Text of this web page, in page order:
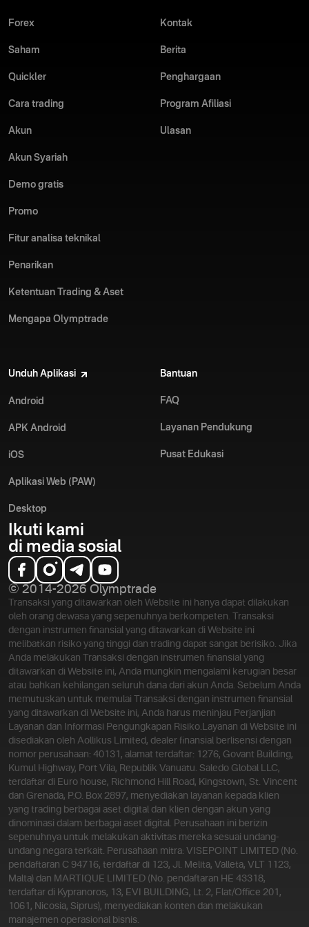
Gabung Olymptrade sekarang dan buktikan manfaat menjadi
Anda!
Forex
Saham
Quickler
Cara trading
Akun
Akun Syariah
Demo gratis
Promo
Fitur analisa teknikal
Penarikan
Ketentuan Trading & Aset
Mengapa Olymptrade
Kontak
Berita
Penghargaan
Program Afiliasi
Ulasan
Unduh Aplikasi
Android
APK Android
iOS
Aplikasi Web (PAW)
Desktop
Bantuan
FAQ
Layanan Pendukung
Pusat Edukasi
Ikuti kami
di media sosial
© 2014-2026 Olymptrade
Transaksi yang ditawarkan oleh Website ini hanya dapat dilakukan
oleh orang dewasa yang sepenuhnya berkompeten. Transaksi
dengan instrumen finansial yang ditawarkan di Website ini
melibatkan risiko yang tinggi dan trading dapat sangat berisiko. Jika
Anda melakukan Transaksi dengan instrumen finansial yang
ditawarkan di Website ini, Anda mungkin mengalami kerugian besar
atau bahkan kehilangan seluruh dana dari akun Anda. Sebelum Anda
memutuskan untuk memulai Transaksi dengan instrumen finansial
yang ditawarkan di Website ini, Anda harus meninjau Perjanjian
Layanan dan Informasi Pengungkapan Risiko. Layanan di Website ini
disediakan oleh Aollikus Limited, dealer finansial berlisensi dengan
nomor perusahaan: 40131, alamat terdaftar: 1276, Govant Building,
Kumul Highway, Port Vila, Republik Vanuatu. Saledo Global LLC,
terdaftar di Euro house, Richmond Hill Road, Kingstown, St. Vincent
dan Grenada, P.O. Box 2897, menyediakan layanan kepada klien
yang trading berbagai aset digital dan klien dengan akun yang
dinominasi dalam berbagai aset digital. Perusahaan ini berizin
sepenuhnya untuk melakukan aktivitas mereka sesuai undang-
undang negara terkait. Perusahaan mitra: VISEPOINT LIMITED (No.
pendaftaran C 94716, terdaftar di 123, Jl. Melita, Valleta, VLT 1123,
Malta) dan MARTIQUE LIMITED (No. pendaftaran HE 43318,
terdaftar di Kypranoros, 13, EVI BUILDING, Lt. 2, Flat/Office 201,
1061, Nicosia, Siprus), menyediakan konten dan melakukan
manajemen operasional bisnis.